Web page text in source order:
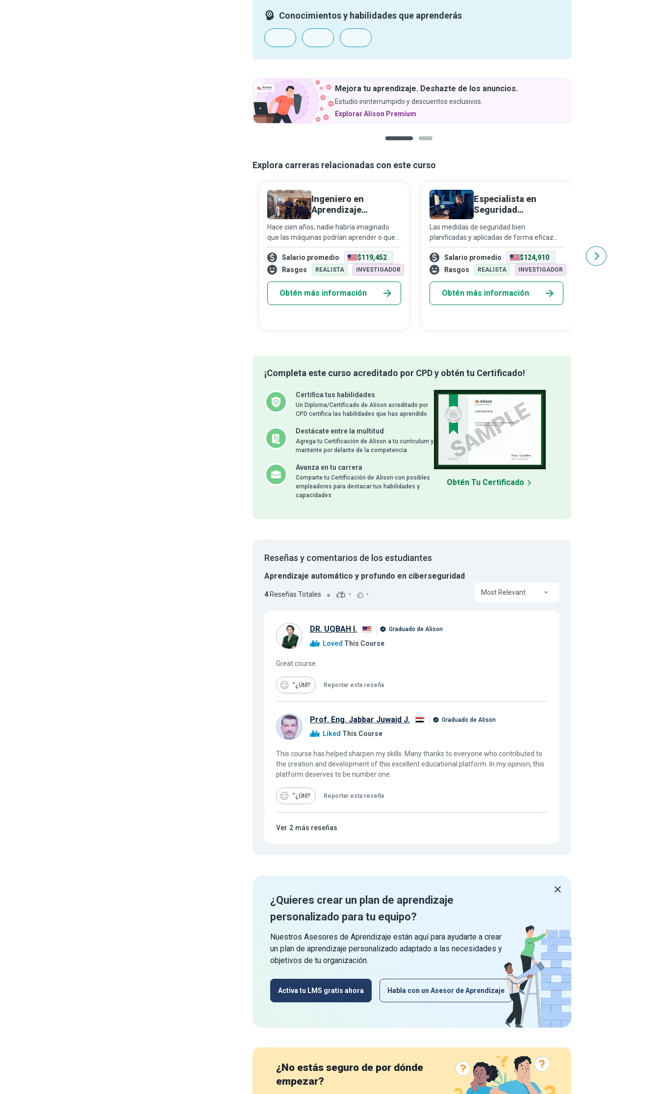
Conocimientos y habilidades que aprenderás
Mejora tu aprendizaje. Deshazte de los anuncios.
Estudio ininterrumpido y descuentos exclusivos.
Explorar Alison Premium
Explora carreras relacionadas con este curso
Ingeniero en
Aprendizaje
Hace cien años, nadie habría imaginado
que las máquinas podrían aprender o que
la inteligencia no sería exclusiva de los
seres humanos. Sin embargo, en la
actualidad, un ingeniero en aprendizaje
Salario promedio
$119,452
Rasgos
REALISTA INVESTIGADOR
Obtén más información
Especialista en
Seguridad
Las medidas de seguridad bien
planificadas y aplicadas de forma eficaz
son indispensables en ámbitos tan
diversos como el hogar, la salud, los viajes o
la información organizacional. Las
Salario promedio
$124,910
Rasgos
REALISTA INVESTIGADOR
Obtén más información
convertirse en el
empresa y responder
inmediatas de los
Salario promedio
¡Completa este curso acreditado por CPD y obtén tu Certificado!
Certifica tus habilidades
Un Diploma/Certificado de Alison acreditado por
CPD certifica las habilidades que has aprendido
Destácate entre la multitud
Agrega tu Certificación de Alison a tu currículum y
mantente por delante de la competencia
Avanza en tu carrera
Comparte tu Certificación de Alison con posibles
empleadores para destacar tus habilidades y
capacidades
Obtén Tu Certificado
Reseñas y comentarios de los estudiantes
Aprendizaje automático y profundo en ciberseguridad
4Reseñas Totales - - Most Relevant
DR. UQBAH I. Graduado de Alison
Loved This Course
Great course
“¿Útil Reportar esta reseña
Prof. Eng. Jabbar Juwaid J. Graduado de Alison
Liked This Course
This course has helped sharpen my skills. Many thanks to everyone who contributed to
the creation and development of this excellent educational platform. In my opinion, this
platform deserves to be number one.
“¿Útil Reportar esta reseña
Ver 2 más reseñas
¿Quieres crear un plan de aprendizaje
personalizado para tu equipo?
Nuestros Asesores de Aprendizaje están aquí para ayudarte a crear
un plan de aprendizaje personalizado adaptado a las necesidades y
objetivos de tu organización.
Activa tu LMS gratis ahora Habla con un Asesor de Aprendizaje
¿No estás seguro de por dónde
empezar?